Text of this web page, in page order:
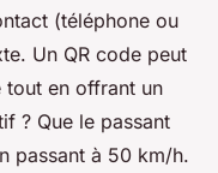
(téléphone ou
Un QR code peut
tout en offrant un
? Que le passant
passant à 50 km/h.